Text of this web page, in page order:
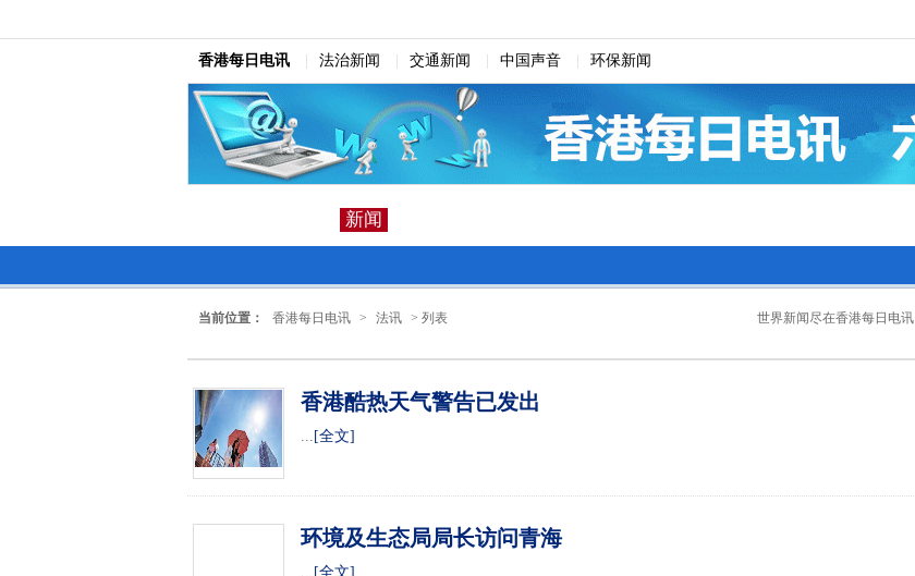
香港每日电讯 法治新闻 交通新闻 中国声音 环保新闻
新闻
世界新闻尽在香港每日电讯
当前位置： 香港每日电讯 > 法讯 > 列表
香港酷热天气警告已发出
... [全文]
环境及生态局局长访问青海
... [全文]